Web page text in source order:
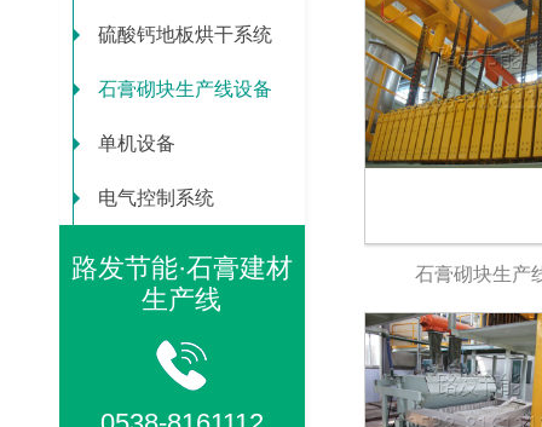
硫酸钙地板烘干系统
石膏砌块生产线设备
单机设备
电气控制系统
路发节能·石膏建材
生产线
石膏砌块生产